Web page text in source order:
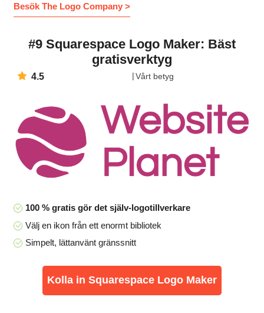
Besök The Logo Company >
#9 Squarespace Logo Maker: Bäst
gratisverktyg
4.5 Vårt betyg
100 % gratis gör det själv-logotillverkare
Välj en ikon från ett enormt bibliotek
Simpelt, lättanvänt gränssnitt
Kolla in Squarespace Logo Maker